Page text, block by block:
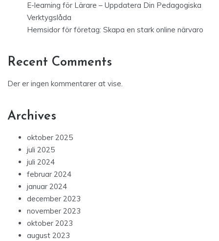
E-learning för Lärare – Uppdatera Din Pedagogiska
Verktygslåda
Hemsidor för företag: Skapa en stark online närvaro
Recent Comments
Der er ingen kommentarer at vise.
Archives
oktober 2025
juli 2025
juli 2024
februar 2024
januar 2024
december 2023
november 2023
oktober 2023
august 2023